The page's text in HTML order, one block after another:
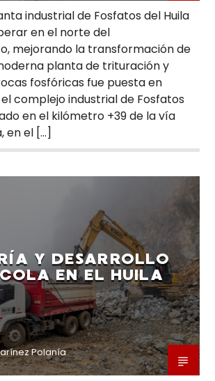
industrial de Fosfatos del Huila
en el norte del
mejorando la transformación de
planta de trituración y
fosfóricas fue puesta en
complejo industrial de Fosfatos
en el kilómetro +39 de la vía
en el […]
Y DESARROLLO
EN EL HUILA
Polanía